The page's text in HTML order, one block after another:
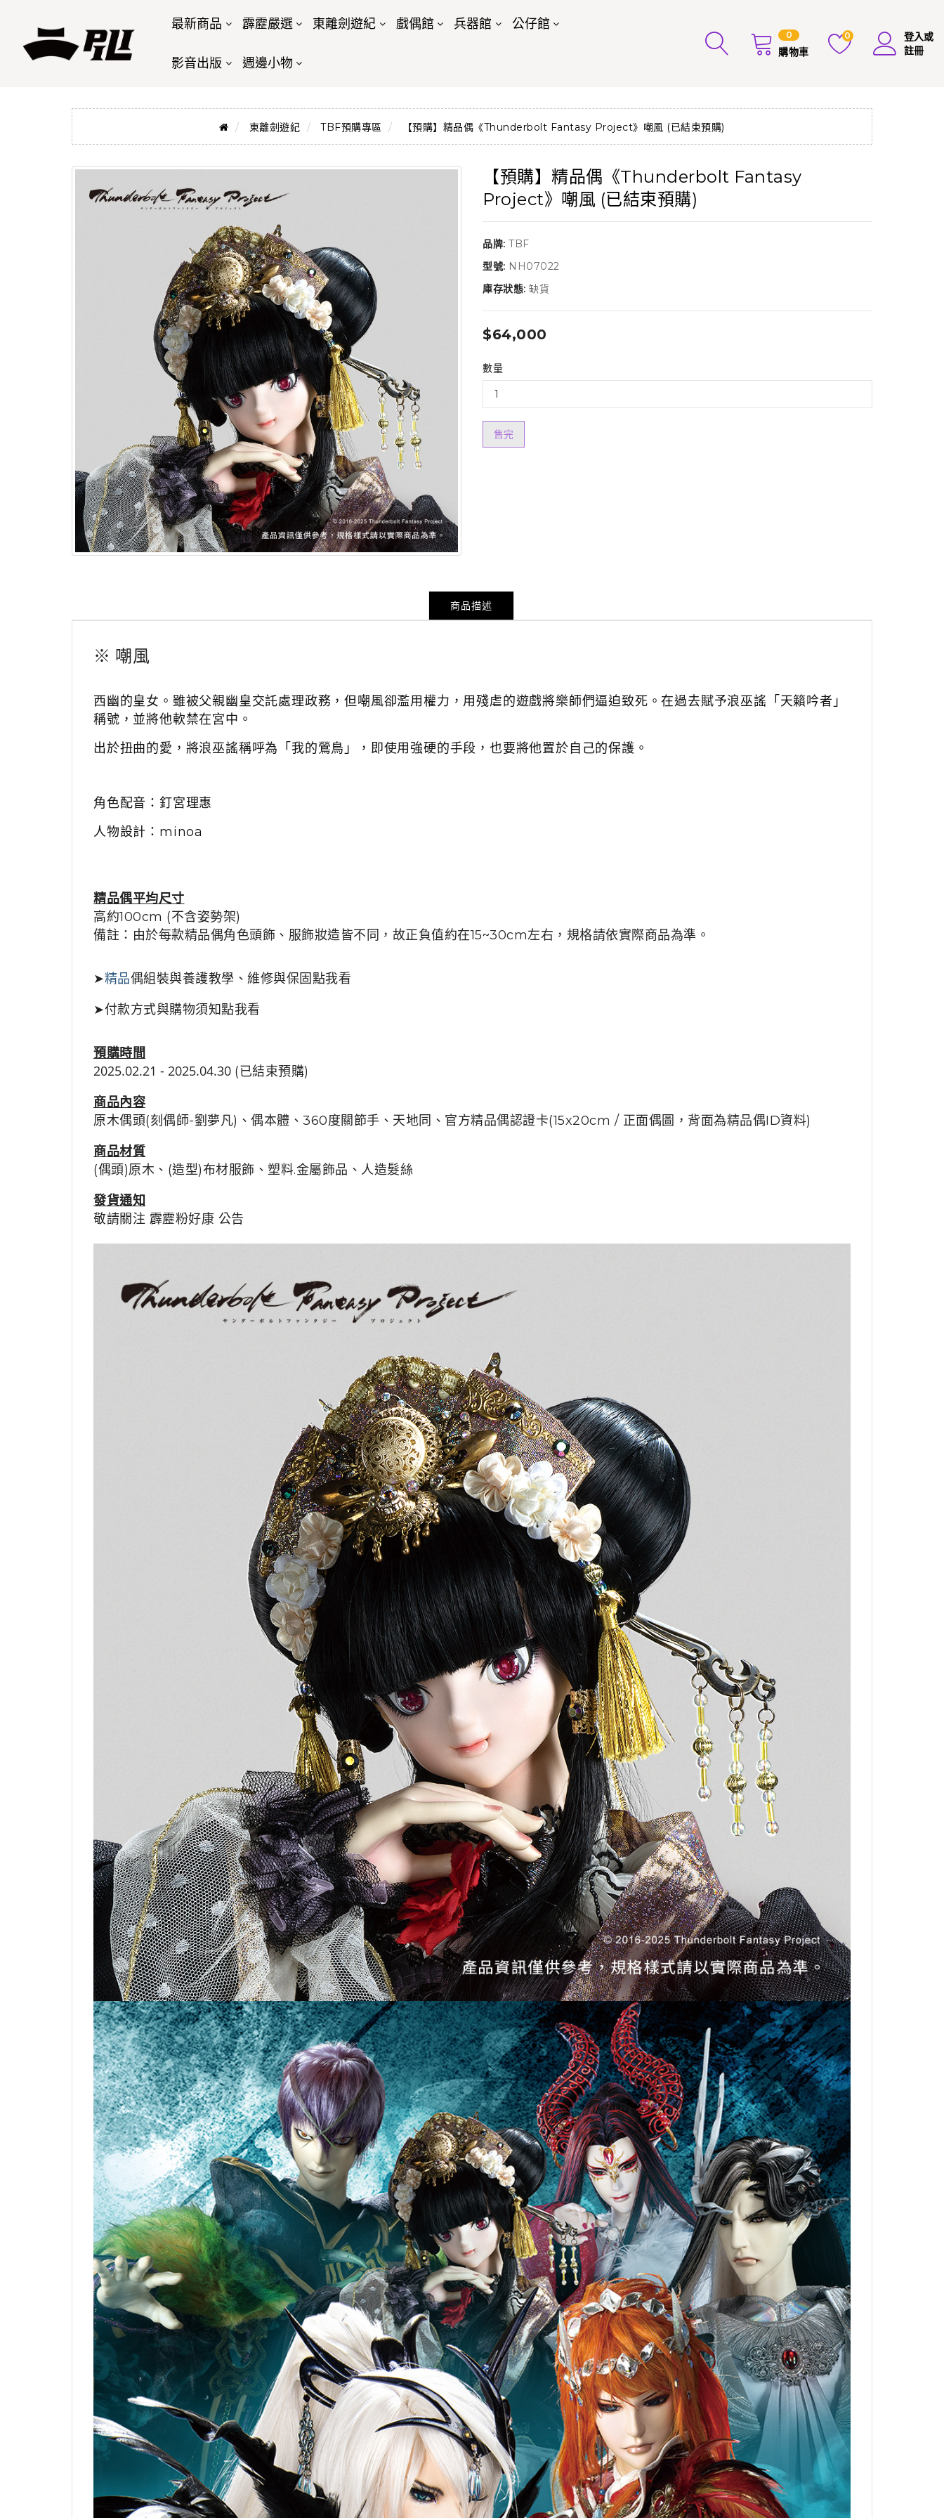
最新商品 霹靂嚴選 東離劍遊紀 戲偶館 兵器館 公仔館
影音出版 週邊小物
0
購物車
0
登入或
註冊
東離劍遊紀 TBF預購專區 【預購】精品偶《Thunderbolt Fantasy Project》嘲風 (已結束預購)
【預購】精品偶《Thunderbolt Fantasy
Project》嘲風 (已結束預購)
品牌: TBF
型號: NH07022
庫存狀態: 缺貨
$64,000
數量
售完
商品描述
※ 嘲風
西幽的皇女。雖被父親幽皇交託處理政務，但嘲風卻濫用權力，用殘虐的遊戲將樂師們逼迫致死。在過去賦予浪巫謠「天籟吟者」
稱號，並將他軟禁在宮中。
出於扭曲的愛，將浪巫謠稱呼為「我的鶯鳥」，即使用強硬的手段，也要將他置於自己的保護。
角色配音： 釘宮理惠
人物設計： minoa
精品偶平均尺寸
高約100cm (不含姿勢架)
備註：由於每款精品偶角色頭飾、服飾妝造皆不同，故正負值約在15~30cm左右，規格請依實際商品為準。
➤精品偶組裝與養護教學、維修與保固點我看
➤付款方式與購物須知點我看
預購時間
2025.02.21 - 2025.04.30 (已結束預購)
商品內容
原木偶頭(刻偶師-劉夢凡)、偶本體、360度關節手、天地同 、官方精品偶認證卡(15x20cm / 正面偶圖，背面為精品偶ID資料)
商品材質
(偶頭)原木、(造型)布材服飾、塑料.金屬飾品、人造髮絲
發貨通知
敬請關注 霹靂粉好康 公告